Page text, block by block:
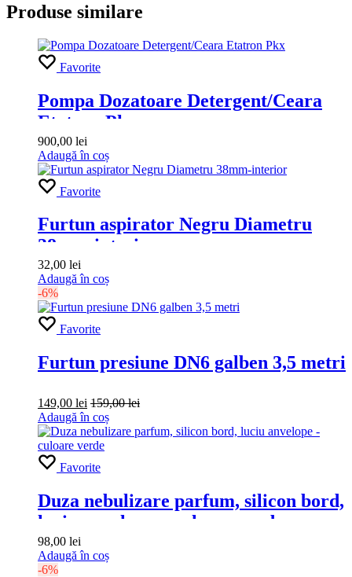
Produse similare
Favorite
Pompa Dozatoare Detergent/Ceara
Etatron Pkx
900,00 lei
Adaugă în coș
Favorite
Furtun aspirator Negru Diametru
38mm-interior
32,00 lei
Adaugă în coș
-6%
Favorite
Furtun presiune DN6 galben 3,5 metri
149,00 lei 159,00lei
Adaugă în coș
Favorite
Duza nebulizare parfum, silicon bord,
luciu anvelope – culoare verde
98,00 lei
Adaugă în coș
-6%